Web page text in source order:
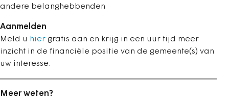
andere belanghebbenden
Aanmelden
Meld u hier gratis aan en krijg in een uur tijd meer
inzicht in de financiële positie van de gemeente(s) van
uw interesse.
Meer weten?